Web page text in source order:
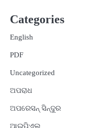
Categories
English
PDF
Uncategorized
ଅପରାଧ
ଅପରେସନ୍ ସିନ୍ଦୁର
ଆଇପିଏଲ